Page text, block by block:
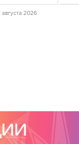
августа 2026